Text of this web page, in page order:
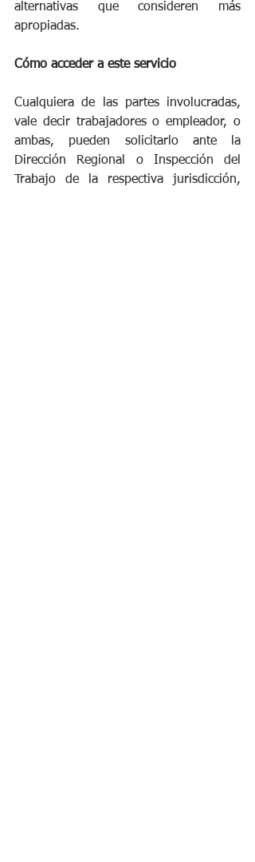
alternativas que consideren más
apropiadas.
Cómo acceder a este servicio
Cualquiera de las partes involucradas,
vale decir trabajadores o empleador, o
ambas, pueden solicitarlo ante la
Dirección Regional o Inspección del
Trabajo de la respectiva jurisdicción,